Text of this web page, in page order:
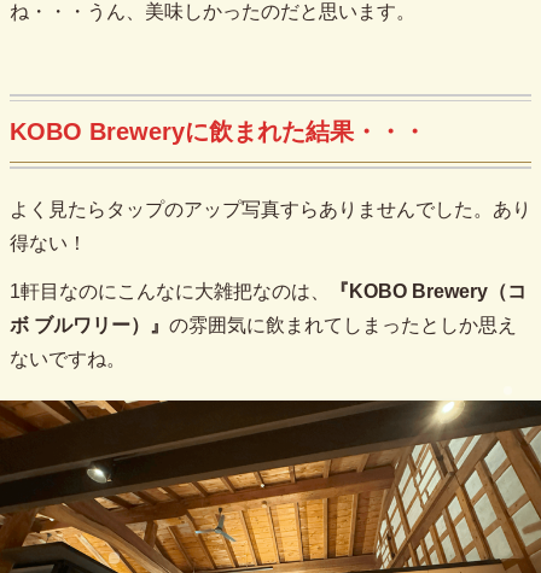
ね・・・うん、美味しかったのだと思います。
KOBO Breweryに飲まれた結果・・・
よく見たらタップのアップ写真すらありませんでした。あり
得ない！
1軒目なのにこんなに大雑把なのは、
『KOBO Brewery（コ
ボ ブルワリー）』 の雰囲気に飲まれてしまったとしか思え
ないですね。